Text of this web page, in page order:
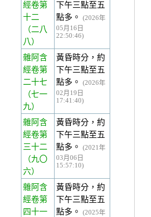
經卷第
十二
（二八
八）
下午三點至五
點多。
(2026年
05月16日
22:50:46)
雜阿含
經卷第
二十七
（七一
九）
黃昏時分，約
下午三點至五
點多。
(2026年
02月19日
17:41:40)
雜阿含
經卷第
三十二
（九〇
六）
黃昏時分，約
下午三點至五
點多。
(2021年
03月06日
15:57:10)
雜阿含
經卷第
四十一
黃昏時分，約
下午三點至五
點多。
(2025年